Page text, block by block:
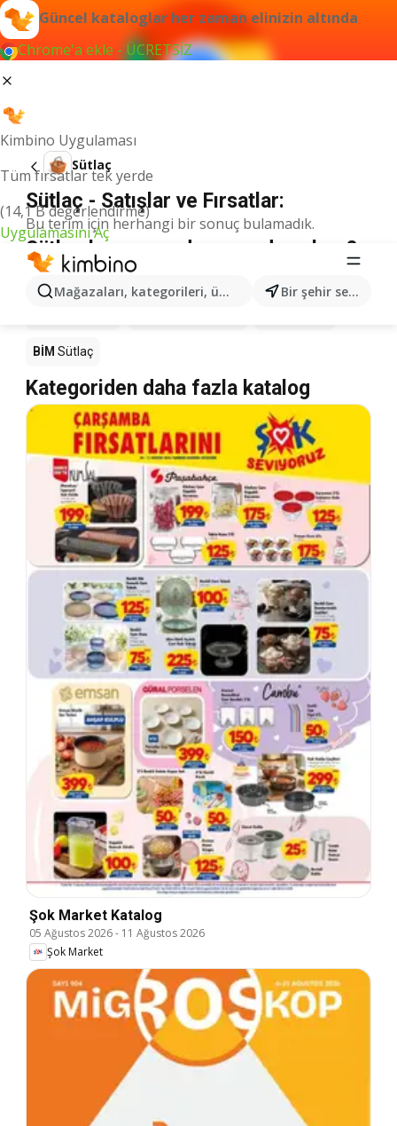
Güncel kataloglar her zaman elinizin altında
Chrome'a ekle - ÜCRETSİZ
Kimbino Uygulaması
Tüm fırsatlar tek yerde
(14,1 B değerlendirme)
Uygulamasını Aç
Mağazaları, kategorileri, ürünleri arayın... Bir şehir seçin
Sütlaç
Sütlaç - Satışlar ve Fırsatlar:
Bu terim için herhangi bir sonuç bulamadık.
Sütlaç kampanyada - nereden alınır?
BİM Sütlaç
Kategoriden daha fazla katalog
Şok Market Katalog
05 Ağustos 2026- 11 Ağustos 2026
Şok Market